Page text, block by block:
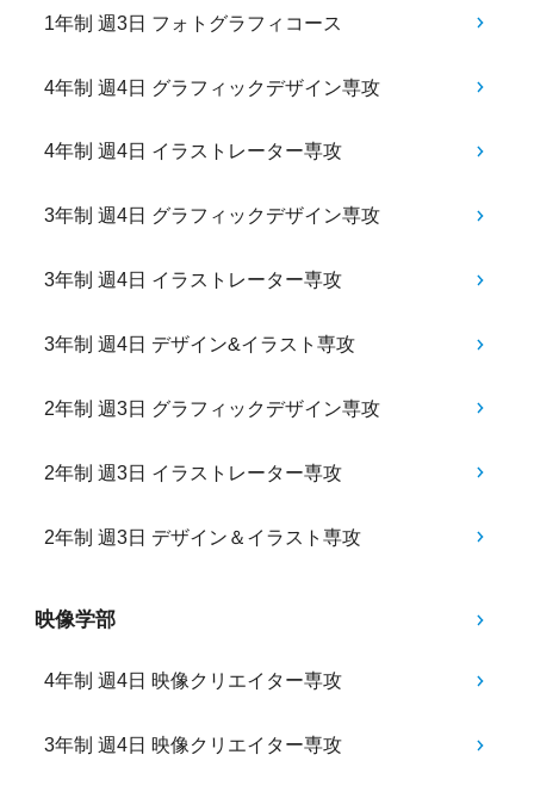
1年制 週3日 フォトグラフィコース
4年制 週4日 グラフィックデザイン専攻
4年制 週4日 イラストレーター専攻
3年制 週4日 グラフィックデザイン専攻
3年制 週4日 イラストレーター専攻
3年制 週4日 デザイン&イラスト専攻
2年制 週3日 グラフィックデザイン専攻
2年制 週3日 イラストレーター専攻
2年制 週3日 デザイン＆イラスト専攻
映像学部
4年制 週4日 映像クリエイター専攻
3年制 週4日 映像クリエイター専攻